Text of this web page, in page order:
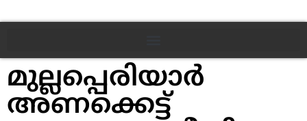
മുല്ലപ്പെരിയാര്‍
അണക്കെട്ട്